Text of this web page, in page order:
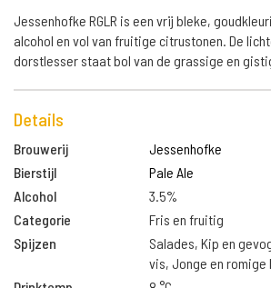
Jessenhofke RGLR is een vrij bleke,
alcohol en vol van fruitige citrustonen. De
dorstlesser staat bol van de grassige en
Details
Brouwerij
Jessenhofke
Bierstijl
Pale Ale
Alcohol
3.5%
Categorie
Fris en fruitig
Spijzen
Salades, Kip en
vis, Jonge en romige